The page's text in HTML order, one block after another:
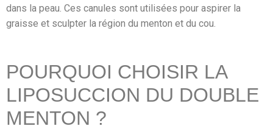
dans la peau. Ces canules sont utilisées pour aspirer la
graisse et sculpter la région du menton et du cou.
POURQUOI CHOISIR LA
LIPOSUCCION DU DOUBLE
MENTON ?